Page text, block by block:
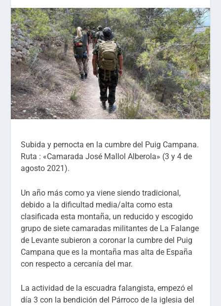
Subida y pernocta en la cumbre del Puig Campana.
Ruta : «Camarada José Mallol Alberola» (3 y 4 de
agosto 2021).
Un año más como ya viene siendo tradicional,
debido a la dificultad media/alta como esta
clasificada esta montaña, un reducido y escogido
grupo de siete camaradas militantes de La Falange
de Levante subieron a coronar la cumbre del Puig
Campana que es la montaña mas alta de España
con respecto a cercanía del mar.
La actividad de la escuadra falangista, empezó el
día 3 con la bendición del Párroco de la iglesia del